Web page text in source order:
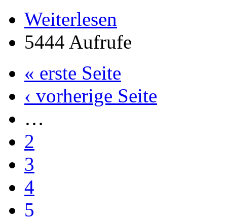
Weiterlesen
5444 Aufrufe
« erste Seite
‹ vorherige Seite
…
2
3
4
5